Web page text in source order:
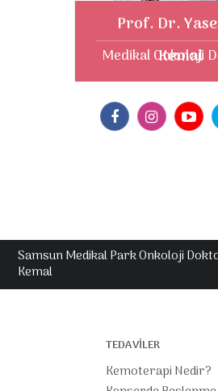
Prof. Dr.
Kemal
Medikal Onkoloji
Samsun Medikal Park Onkoloji
Kemal
TEDAVİLER
Kemoterapi Nedir?